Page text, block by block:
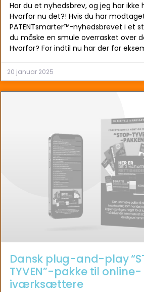
Har du et nyhedsbrev, og jeg har ikke
Hvorfor nu det?! Hvis du har
PATENTsmarter™-nyhedsbrevet i et
du måske en smule overrasket over
Hvorfor? For indtil nu har der for
20 januar 2025
Dansk plug-and-play
TYVEN”-pakke til online-
iværksættere